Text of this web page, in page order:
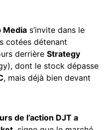
Media s’invite dans le
cotées détenant
derrière Strategy
dont le stock dépasse
, mais déjà bien devant
de l’action DJT a